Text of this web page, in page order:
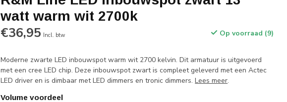
watt warm wit 2700k
€36,95 Incl. btw Op voorraad (9)
Moderne zwarte LED inbouwspot warm wit 2700 kelvin. Dit armatuur is uitgevoerd
met een cree LED chip. Deze inbouwspot zwart is compleet geleverd met een Actec
LED driver en is dimbaar met LED dimmers en tronic dimmers.Lees meer.
Volume voordeel